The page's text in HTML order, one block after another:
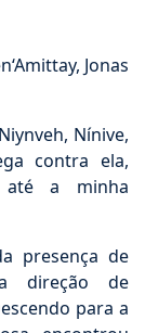
Jonas
Nínive,
contra ela,
até a minha
presença de
direção de
para a